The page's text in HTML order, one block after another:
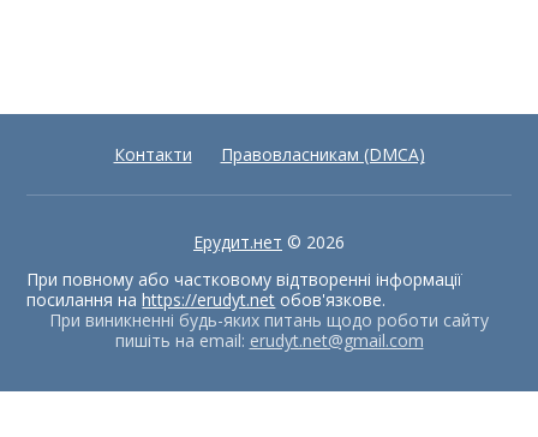
Контакти Правовласникам (DMCA)
Ерудит.нет © 2026
При повному або частковому відтворенні інформації
посилання наhttps://erudyt.net обов'язкове.
При виникненні будь-яких питань щодо роботи сайту
пишіть на email: erudyt.net@gmail.com